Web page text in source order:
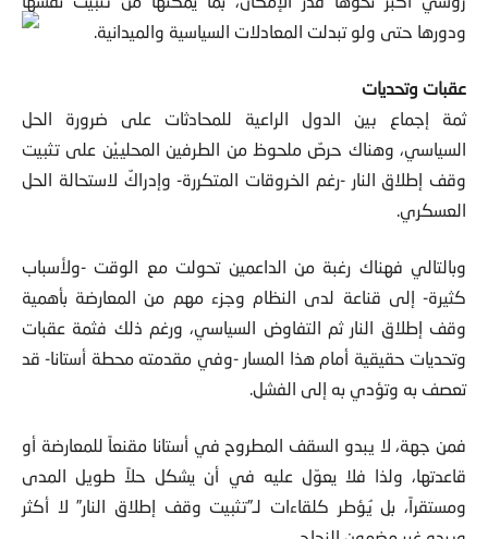
روسي أكبر نحوها قدر الإمكان، بما يمكنها من تثبيت نفسها
عقبات وتحديات
ثمة إجماع بين الدول الراعية للمحادثات على ضرورة الحل
السياسي، وهناك حرصٌ ملحوظ من الطرفين المحلييْن على تثبيت
وقف إطلاق النار -رغم الخروقات المتكررة- وإدراكٌ لاستحالة الحل
وبالتالي فهناك رغبة من الداعمين تحولت مع الوقت -ولأسباب
كثيرة- إلى قناعة لدى النظام وجزء مهم من المعارضة بأهمية
وقف إطلاق النار ثم التفاوض السياسي، ورغم ذلك فثمة عقبات
وتحديات حقيقية أمام هذا المسار -وفي مقدمته محطة أستانا- قد
فمن جهة، لا يبدو السقف المطروح في أستانا مقنعاً للمعارضة أو
قاعدتها، ولذا فلا يعوّل عليه في أن يشكل حلاً طويل المدى
ومستقراً، بل يُؤطر كلقاءات لـ”تثبيت وقف إطلاق النار” لا أكثر